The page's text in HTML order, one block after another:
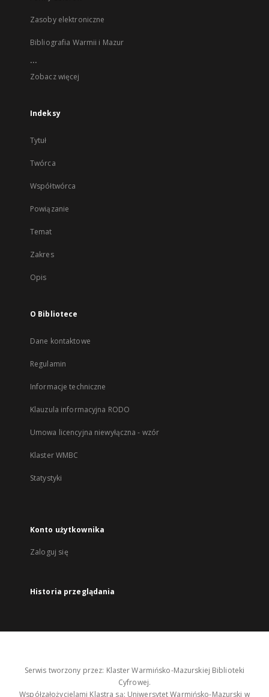
Zasoby elektroniczne
Bibliografia Warmii i Mazur
...
Zobacz więcej
Indeksy
Tytuł
Twórca
Współtwórca
Powiązanie
Temat
Zakres
Opis
O Bibliotece
Dane kontaktowe
Regulamin
Informacje techniczne
Klauzula informacyjna RODO
Umowa licencyjna niewyłączna - wzór
Klaster WMBC
Statystyki
Konto użytkownika
Zaloguj się
Historia przeglądania
Serwis tworzony przez: Klaster Warmińsko-Mazurskiej Biblioteki
Cyfrowej.
Współzałożycielami Klastra są: Uniwersytet Warmińsko-Mazurski w